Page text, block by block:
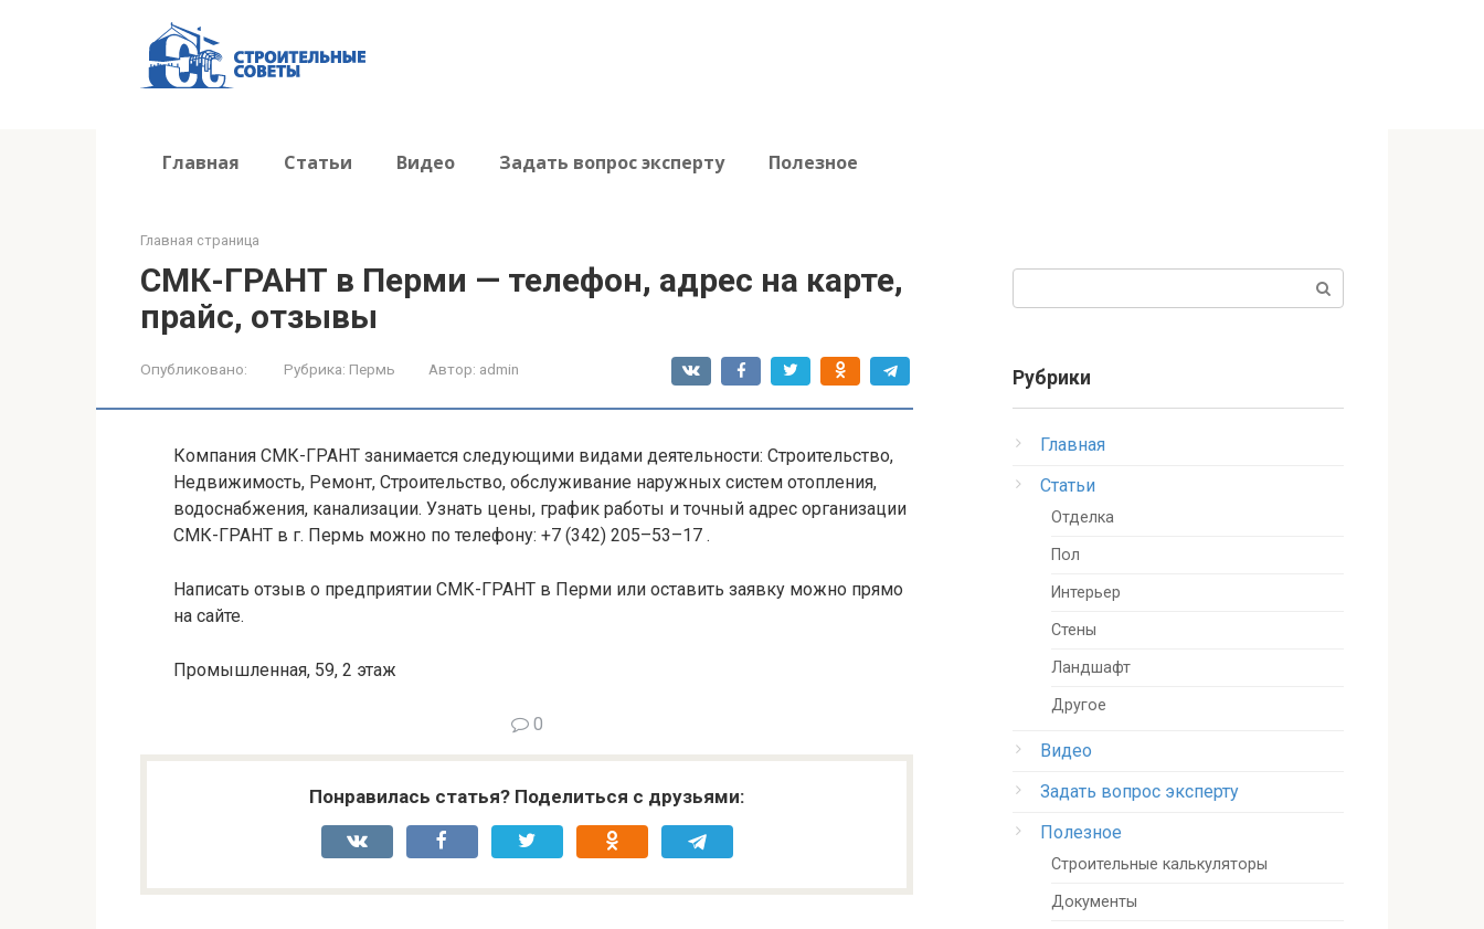
Главная Статьи Видео Задать вопрос эксперту Полезное
Главная страница
СМК-ГРАНТ в Перми — телефон, адрес на карте,
прайс, отзывы
Опубликовано: Рубрика: Пермь Автор: admin
Компания СМК-ГРАНТ занимается следующими видами деятельности: Строительство,
Недвижимость, Ремонт, Строительство, обслуживание наружных систем отопления,
водоснабжения, канализации. Узнать цены, график работы и точный адрес организации
СМК-ГРАНТ в г. Пермь можно по телефону: +7 (342) 205–53–17 .
Написать отзыв о предприятии СМК-ГРАНТ в Перми или оставить заявку можно прямо
на сайте.
Промышленная, 59, 2 этаж
0
Понравилась статья? Поделиться с друзьями:
Рубрики
Главная
Статьи
Отделка
Пол
Интерьер
Стены
Ландшафт
Другое
Видео
Задать вопрос эксперту
Полезное
Строительные калькуляторы
Документы